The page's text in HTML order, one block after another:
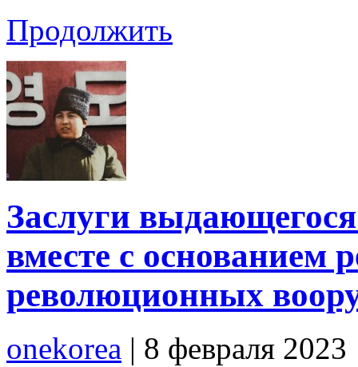
Продолжить
Заслуги
вместе с основанием
революционных
onekorea | 8 февраля 2023